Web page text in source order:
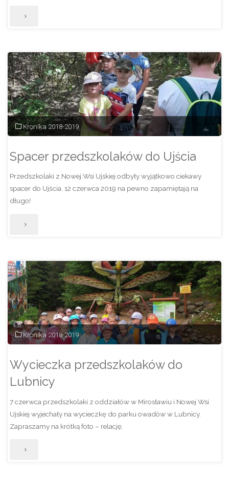
"Klasa
na
wycieczce
rowerowej"
Kronika 2018-2019
Spacer przedszkolaków do Ujścia
Przedszkolaki z Nowej Wsi Ujskiej odbyły wyjątkowo ciekawy
spacer do Ujścia. 12 czerwca 2019 na pewno zapamiętają na
długo!
"Spacer
do
Ujścia"
Kronika 2018-2019
Wycieczka przedszkolaków do
Lubnicy
7 czerwca przedszkolaki z oddziałów w Mirosławiu i Nowej Wsi
Ujskiej wyjechały na wycieczkę do parku owadów w Lubnicy.
Zapraszamy na krótką foto – relację.
"Wycieczka